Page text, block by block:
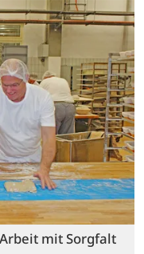
mit Sorgfalt